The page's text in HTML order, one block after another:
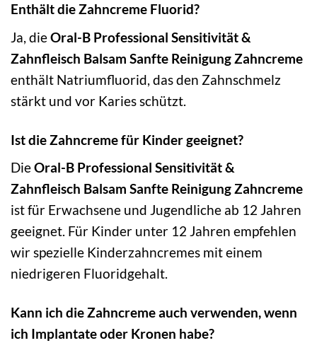
Enthält die Zahncreme Fluorid?
Ja, dieOral-B Professional Sensitivität &
Zahnfleisch Balsam Sanfte Reinigung Zahncreme
enthält Natriumfluorid, das den Zahnschmelz
stärkt und vor Karies schützt.
Ist die Zahncreme für Kinder geeignet?
DieOral-B Professional Sensitivität &
Zahnfleisch Balsam Sanfte Reinigung Zahncreme
ist für Erwachsene und Jugendliche ab 12 Jahren
geeignet. Für Kinder unter 12 Jahren empfehlen
wir spezielle Kinderzahncremes mit einem
niedrigeren Fluoridgehalt.
Kann ich die Zahncreme auch verwenden, wenn
ich Implantate oder Kronen habe?